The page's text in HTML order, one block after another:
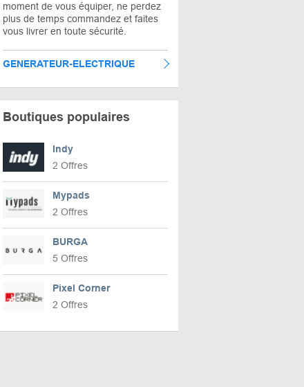
moment de vous équiper, ne perdez
plus de temps commandez et faites
vous livrer en toute sécurité.
GENERATEUR-ELECTRIQUE
Boutiques populaires
Indy
2 Offres
Mypads
2 Offres
BURGA
5 Offres
Pixel Corner
2 Offres